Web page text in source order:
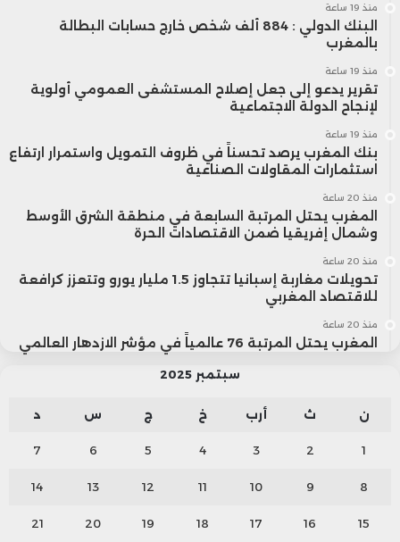
منذ 19 ساعة
البنك الدولي : 884 ألف شخص خارج حسابات البطالة
بالمغرب
منذ 19 ساعة
تقرير يدعو إلى جعل إصلاح المستشفى العمومي أولوية
لإنجاح الدولة الاجتماعية
منذ 19 ساعة
بنك المغرب يرصد تحسناً في ظروف التمويل واستمرار ارتفاع
استثمارات المقاولات الصناعية
منذ 20 ساعة
المغرب يحتل المرتبة السابعة في منطقة الشرق الأوسط
وشمال إفريقيا ضمن الاقتصادات الحرة
منذ 20 ساعة
تحويلات مغاربة إسبانيا تتجاوز 1.5 مليار يورو وتتعزز كرافعة
للاقتصاد المغربي
منذ 20 ساعة
المغرب يحتل المرتبة 76 عالمياً في مؤشر الازدهار العالمي
سبتمبر 2025
ن ث أرب خ ج س د
1
2
3
4
5
6
7
8
9
10
11
12
13
14
15
16
17
18
19
20
21